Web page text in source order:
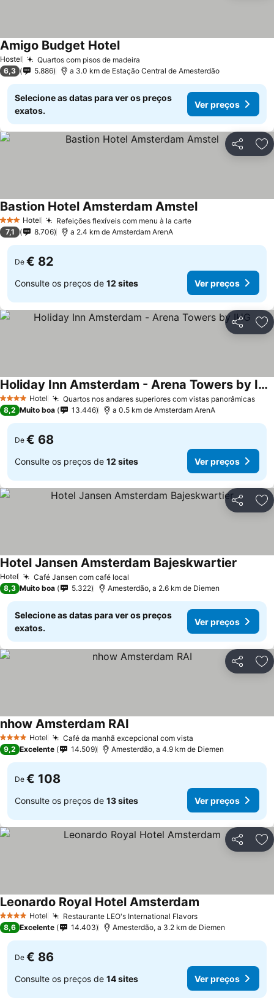
Hostel Quartos com pisos de madeira
Amigo Budget Hotel
6,3 5.886 a 3.0 km de Estação Central de Amesterdão
Selecione as datas para ver os preços
exatos.
Ver preços
Partilhar
3 EstrelasHotel Refeições flexíveis com menu à la carte
Bastion Hotel Amsterdam Amstel
7,1 8.706 a 2.4 km de Amsterdam ArenA
De € 82
Consulte os preços de 12 sites Ver preços
Partilhar
4 EstrelasHotel Quartos nos andares superiores com vistas panorâmicas
Holiday Inn Amsterdam - Arena Towers by IHG
8,2 Muito boa 13.446 a 0.5 km de Amsterdam ArenA
De € 68
Consulte os preços de 12 sites Ver preços
Partilhar
Hotel Café Jansen com café local
Hotel Jansen Amsterdam Bajeskwartier
8,3 Muito boa 5.322 Amesterdão, a 2.6 km de Diemen
Selecione as datas para ver os preços
exatos.
Ver preços
Partilhar
4 EstrelasHotel Café da manhã excepcional com vista
nhow Amsterdam RAI
9,2 Excelente 14.509 Amesterdão, a 4.9 km de Diemen
De € 108
Consulte os preços de 13 sites Ver preços
Partilhar
4 EstrelasHotel Restaurante LEO's International Flavors
Leonardo Royal Hotel Amsterdam
8,6 Excelente 14.403 Amesterdão, a 3.2 km de Diemen
De € 86
Consulte os preços de 14 sites Ver preços